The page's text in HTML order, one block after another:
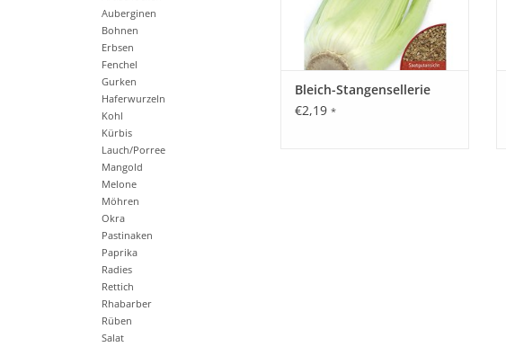
Auberginen
Bohnen
Erbsen
Fenchel
Gurken
Haferwurzeln
Kohl
Kürbis
Lauch/Porree
Mangold
Melone
Möhren
Okra
Pastinaken
Paprika
Radies
Rettich
Rhabarber
Rüben
Salat
Bleich-Stangensellerie
€2,19 *